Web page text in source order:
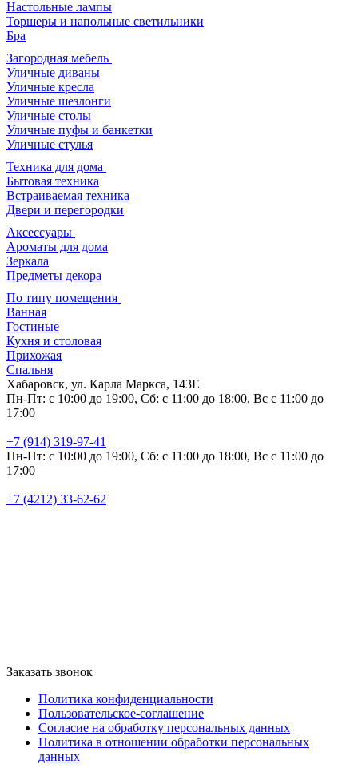
Настольные лампы
Торшеры и напольные светильники
Бра
Загородная мебель
Уличные диваны
Уличные кресла
Уличные шезлонги
Уличные столы
Уличные пуфы и банкетки
Уличные стулья
Техника для дома
Бытовая техника
Встраиваемая техника
Двери и перегородки
Аксессуары
Ароматы для дома
Зеркала
Предметы декора
По типу помещения
Ванная
Гостиные
Кухня и столовая
Прихожая
Спальня
Хабаровск, ул. Карла Маркса, 143Е
Пн-Пт: с 10:00 до 19:00, Сб: с 11:00 до 18:00, Вс с 11:00 до
17:00
+7 (914) 319-97-41
Пн-Пт: с 10:00 до 19:00, Сб: с 11:00 до 18:00, Вс с 11:00 до
17:00
+7 (4212) 33-62-62
Заказать звонок
Политика конфиденциальности
Пользовательское-соглашение
Согласие на обработку персональных данных
Политика в отношении обработки персональных
данных